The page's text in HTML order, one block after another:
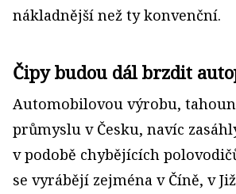
nákladnější než ty konvenční.
Čipy budou dál brzdit
Automobilovou výrobu,
průmyslu v Česku, navíc
v podobě chybějících
se vyrábějí zejména v Číně, v